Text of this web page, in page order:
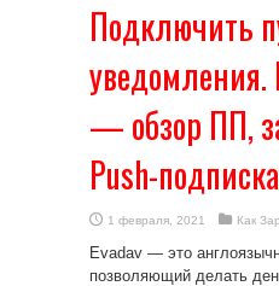
Подключить
уведомления.
— обзор ПП,
Push-
1 февраля, 2021 Как
Evadav — это
позволяющий делать